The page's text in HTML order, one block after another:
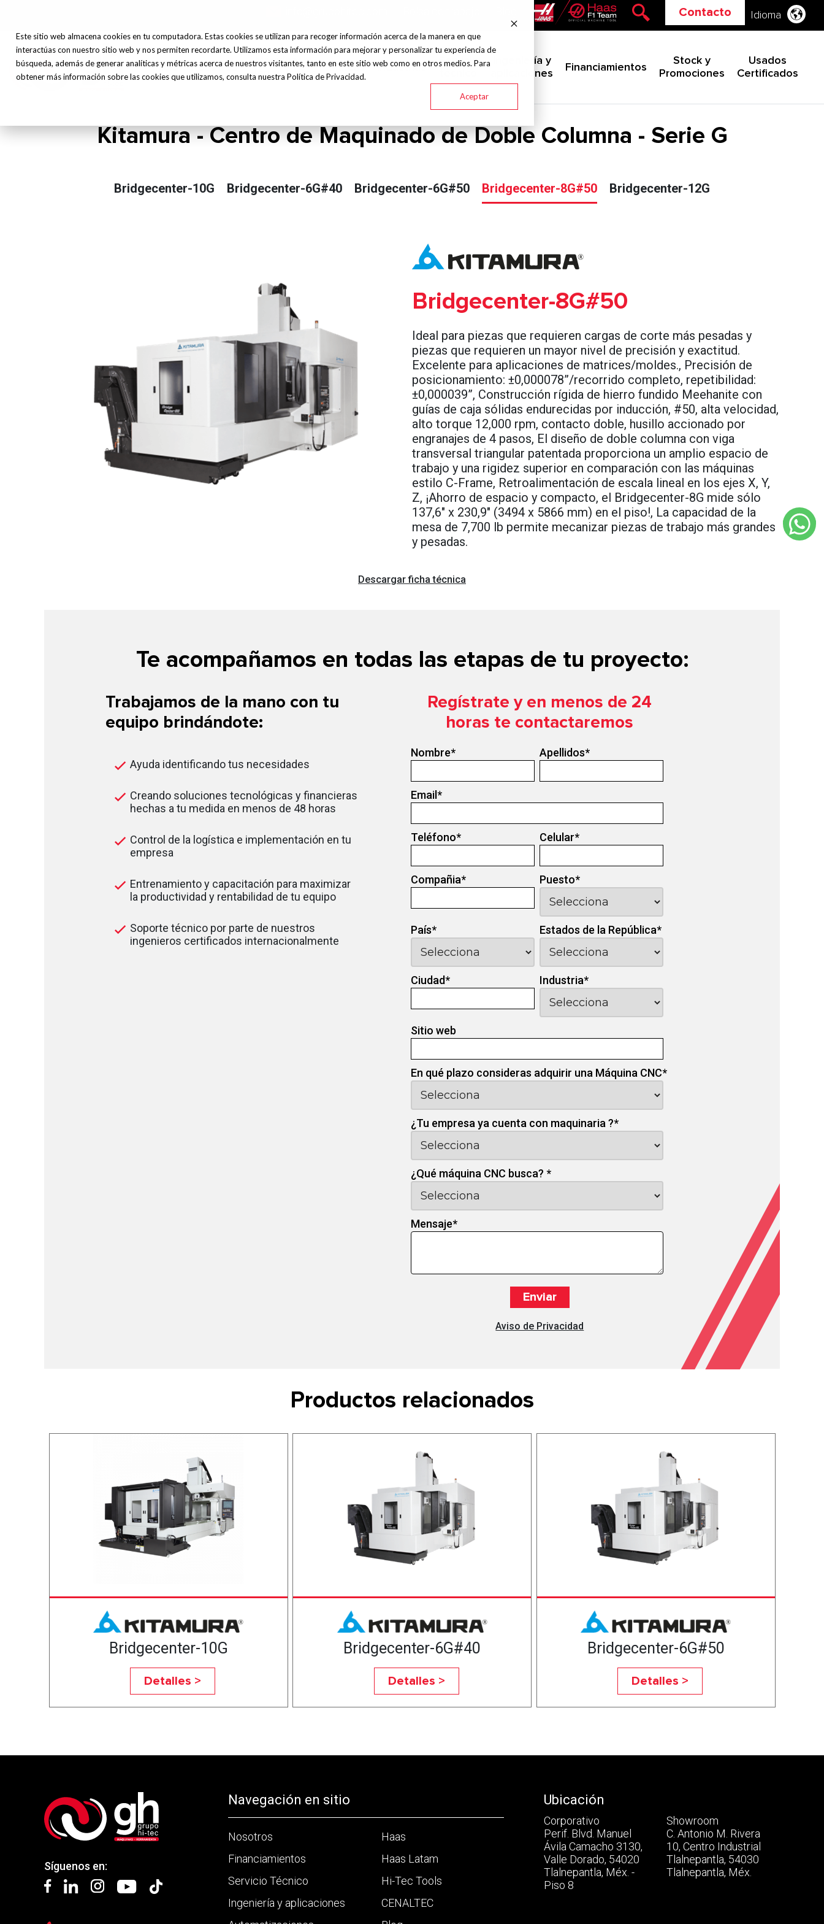
Este sitio web almacena cookies en tu computadora. Estas cookies se utilizan para recoger información acerca de la manera en que
interactúas con nuestro sitio web y nos permiten recordarte. Utilizamos esta información para mejorar y personalizar tu experiencia de
búsqueda, además de generar analíticas y métricas acerca de nuestros visitantes, tanto en este sitio web como en otros medios. Para
obtener más información sobre las cookies que utilizamos, consulta nuestra Política de Privacidad.
Aceptar
Contacto Idioma
Inicio Nosotros
Máquinas y
Herramientas
Marcas Industrias
Servicio
Ingeniería y
aplicaciones
Financiamientos
Stock y
Promociones
Usados
Certificados
Kitamura - Centro de Maquinado de Doble Columna - Serie G
Bridgecenter-10G Bridgecenter-6G#40 Bridgecenter-6G#50 Bridgecenter-8G#50 Bridgecenter-12G
Bridgecenter-8G#50
Ideal para piezas que requieren cargas de corte más pesadas y
piezas que requieren un mayor nivel de precisión y exactitud.
Excelente para aplicaciones de matrices/moldes., Precisión de
posicionamiento: ±0,000078”/recorrido completo, repetibilidad:
±0,000039”, Construcción rígida de hierro fundido Meehanite con
guías de caja sólidas endurecidas por inducción, #50, alta velocidad,
alto torque 12,000 rpm, contacto doble, husillo accionado por
engranajes de 4 pasos, El diseño de doble columna con viga
transversal triangular patentada proporciona un amplio espacio de
trabajo y una rigidez superior en comparación con las máquinas
estilo C-Frame, Retroalimentación de escala lineal en los ejes X, Y,
Z, ¡Ahorro de espacio y compacto, el Bridgecenter-8G mide sólo
137,6" x 230,9" (3494 x 5866 mm) en el piso!, La capacidad de la
mesa de 7,700 lb permite mecanizar piezas de trabajo más grandes
y pesadas.
Descargar ficha técnica
Te acompañamos en todas las etapas de tu proyecto:
Trabajamos de la mano con tu
equipo brindándote:
Ayuda identificando tus necesidades
Creando soluciones tecnológicas y financieras
hechas a tu medida en menos de 48 horas
Control de la logística e implementación en tu
empresa
Entrenamiento y capacitación para maximizar
la productividad y rentabilidad de tu equipo
Soporte técnico por parte de nuestros
ingenieros certificados internacionalmente
Regístrate y en menos de 24
horas te contactaremos
Nombre* Apellidos*
Email*
Teléfono* Celular*
Compañia* Puesto*
País* Estados de la República*
Ciudad* Industria*
Sitio web
En qué plazo consideras adquirir una Máquina CNC*
¿Tu empresa ya cuenta con maquinaria ?*
¿Qué máquina CNC busca?*
Mensaje*
Aviso de Privacidad
Productos relacionados
Bridgecenter-10G
Detalles >
Bridgecenter-6G#40
Detalles >
Bridgecenter-6G#50
Detalles >
Síguenos en:
Navegación en sitio
Nosotros
Financiamientos
Servicio Técnico
Ingeniería y aplicaciones
Haas
Haas Latam
Hi-Tec Tools
CENALTEC
Ubicación
Corporativo
Perif. Blvd. Manuel
Ávila Camacho 3130,
Valle Dorado, 54020
Tlalnepantla, Méx. -
Piso 8
Showroom
C. Antonio M. Rivera
10, Centro Industrial
Tlalnepantla, 54030
Tlalnepantla, Méx.